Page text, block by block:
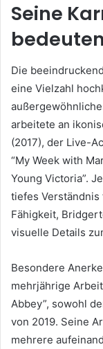
Seine
Die
eine Vielzahl
arbeitete an
(2017), der Live-
“My Week with
Young Victoria”.
tiefes
Fähigkeit,
visuelle Details
Besondere
mehrjährige
Abbey”, sowohl
von 2019. Seine
mehrere